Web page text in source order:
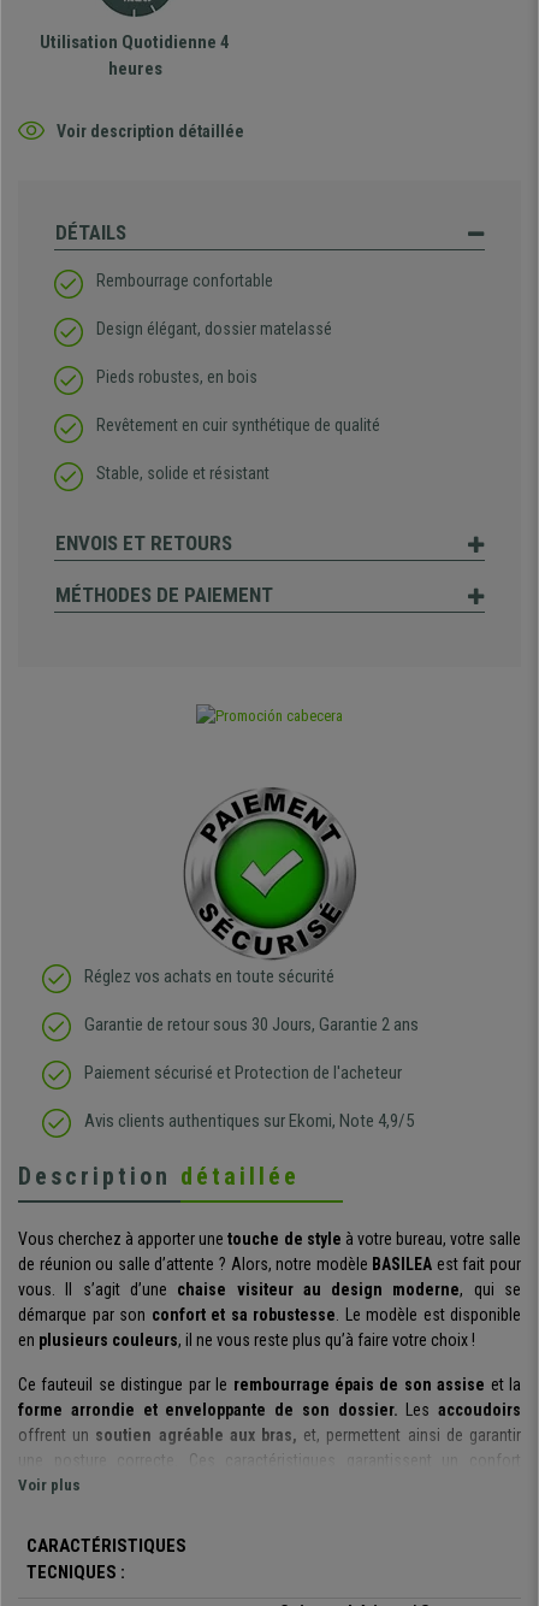
Utilisation Quotidienne 4
heures
Voir description détaillée
DÉTAILS
Rembourrage confortable
Design élégant, dossier matelassé
Pieds robustes, en bois
Revêtement en cuir synthétique de qualité
Stable, solide et résistant
ENVOIS ET RETOURS
MÉTHODES DE PAIEMENT
Réglez vos achats en toute sécurité
Garantie de retour sous 30 Jours, Garantie 2 ans
Paiement sécurisé et Protection de l'acheteur
Avis clients authentiques sur Ekomi, Note 4,9/5
Description détaillée
Vous cherchez à apporter unetouche de style à votre bureau, votre salle
de réunion ou salle d’attente ? Alors, notre modèle BASILEA est fait pour
vous. Il s’agit d’une chaise visiteur au design moderne, qui se
démarque par son confort et sa robustesse. Le modèle est disponible
en plusieurs couleurs, il ne vous reste plus qu’à faire votre choix !
Ce fauteuil se distingue par le rembourrage épais de son assise et la
forme arrondie et enveloppante de son dossier. Les accoudoirs
offrent un soutien agréable aux bras, et, permettent ainsi de garantir
une posture correcte. Ces caractéristiques garantissent un confort
optimal à l’utilisateur. La chaise peut donc être
Ce siège se démarque par son
caractérise ainsi par le
Voir plus
CARACTÉRISTIQUES
TECNIQUES :